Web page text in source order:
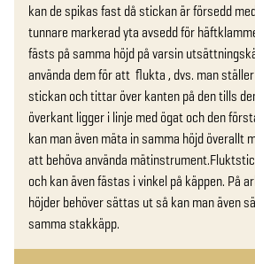
kan de spikas fast då stickan är försedd
tunnare markerad yta avsedd för
fästs på samma höjd på varsin
använda dem för att  flukta , dvs. man
stickan och tittar över kanten på den tills
överkant ligger i linje med ögat och den
kan man även mäta in samma höjd överallt
att behöva använda
och kan även fästas i vinkel på käppen. På
höjder behöver sättas ut så kan man även
samma stakkäpp.